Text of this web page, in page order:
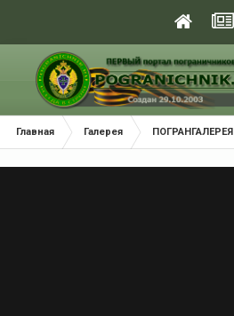
Главная Галерея ПОГРАНГАЛЕРЕЯ